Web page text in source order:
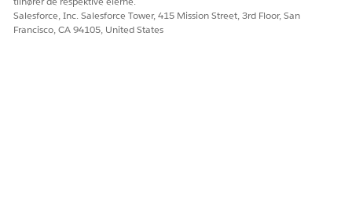
Salesforce, Inc. Salesforce Tower, 415 Mission Street, 3rd Floor, San
Francisco, CA 94105, United States